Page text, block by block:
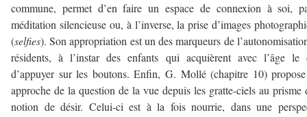
commune, permet d’en faire un espace de connexion à soi,
méditation silencieuse ou, à l’inverse, la prise d’images
(selfies). Son appropriation est un des marqueurs de
résidents, à l’instar des enfants qui acquièrent avec l’âge le
d’appuyer sur les boutons. Enfin, G. Mollé (chapitre 10)
approche de la question de la vue depuis les gratte-ciels au prisme
notion de désir. Celui-ci est à la fois nourrie, dans une